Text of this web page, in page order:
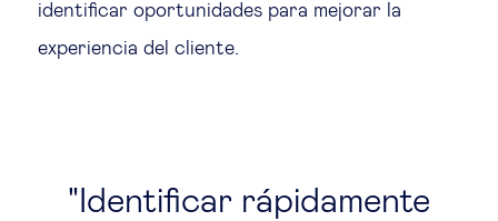
identificar oportunidades para mejorar la
experiencia del cliente.
Identificar rápidamente